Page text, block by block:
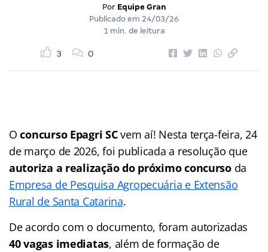
Por Equipe Gran
Publicado em 24/03/26
1 min. de leitura
3 0
Oconcurso Epagri SCvem aí! Nesta terça-feira, 24
de março de 2026, foi publicada a resolução que
autoriza a realização do próximo concursoda
Empresa de Pesquisa Agropecuária e Extensão
Rural de Santa Catarina.
De acordo com o documento, foram autorizadas
40 vagas imediatas, além de formação de